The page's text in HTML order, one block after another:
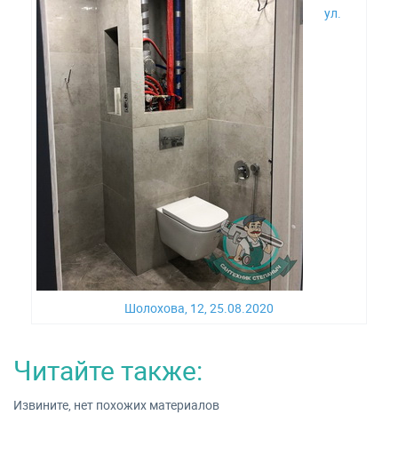
ул.
Шолохова, 12, 25.08.2020
Читайте также:
Извините, нет похожих материалов